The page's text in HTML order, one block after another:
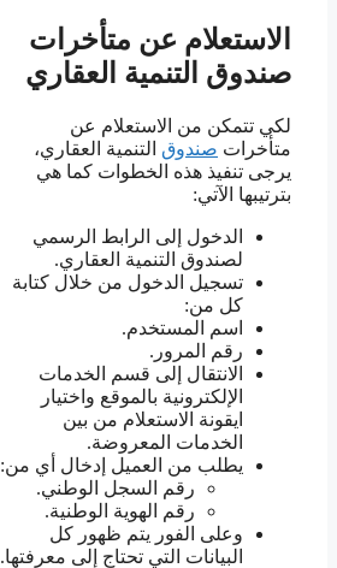
الاستعلام عن متأخرات
صندوق التنمية العقاري
لكي تتمكن من الاستعلام عن
متأخرات صندوق التنمية العقاري،
يرجى تنفيذ هذه الخطوات كما هي
بترتيبها الآتي:
الدخول إلى الرابط الرسمي
لصندوق التنمية العقاري.
تسجيل الدخول من خلال كتابة
كل من:
اسم المستخدم.
رقم المرور.
الانتقال إلى قسم الخدمات
الإلكترونية بالموقع واختيار
ايقونة الاستعلام من بين
الخدمات المعروضة.
يطلب من العميل إدخال أي من:
رقم السجل الوطني.
رقم الهوية الوطنية.
وعلى الفور يتم ظهور كل
البيانات التي تحتاج إلى معرفتها.